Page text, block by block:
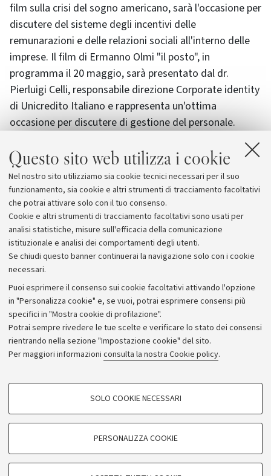
Questo sito web utilizza i cookie
Nel nostro sito utilizziamo sia cookie tecnici necessari per il suo
funzionamento, sia cookie e altri strumenti di tracciamento facoltativi
che potrai attivare solo con il tuo consenso.
Cookie e altri strumenti di tracciamento facoltativi sono usati per
analisi statistiche, misure sull'efficacia della comunicazione
istituzionale e analisi dei comportamenti degli utenti.
Se chiudi questo banner continuerai la navigazione solo con i cookie
necessari.
Puoi esprimere il consenso sui cookie facoltativi attivando l'opzione
in "Personalizza cookie" e, se vuoi, potrai esprimere consensi più
specifici in "Mostra cookie di profilazione".
Potrai sempre rivedere le tue scelte e verificare lo stato dei consensi
rientrando nella sezione "Impostazione cookie" del sito.
Per maggiori informazioni consulta la nostra Cookie policy.
COOKIE DI PROFILAZIONE - FACOLTATIVI
SOLO COOKIE NECESSARI
PERSONALIZZA COOKIE
film sulla crisi del sogno americano, sarà l'occasione per
discutere del sisteme degli incentivi delle
remunarazioni e delle relazioni sociali all'interno delle
imprese. Il film di Ermanno Olmi "il posto", in
programma il 20 maggio, sarà presentato dal dr.
Pierluigi Celli, responsabile direzione Corporate identity
di Unicredito Italiano e rappresenta un'ottima
occasione per discutere di gestione del personale.
celeberrimo "Tempi Moderni" di Charlie Chaplin. Con il
prof. Bruno Moggi, della Facoltà di Economia, sarà
facile trovare spunti di discussione sul conflitto tra
uomo e macchina.
Archivio
Comunicati stampa
Redazione
Rassegna stampa
© Copyright 2026 - ALMA MATER STUDIORUM - Università di
Bologna - Via Zamboni, 33 - 40126 Bologna - PI: 01131710376 -
CF: 80007010376